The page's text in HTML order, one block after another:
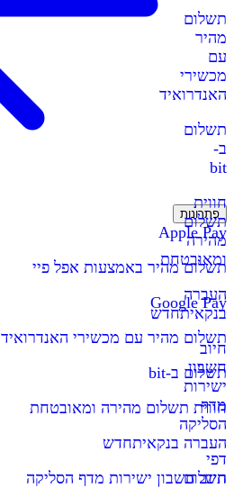
תשלום
מהיר
עם
מכשירי
האנדרואיד
תשלום
ב-
bit
חווית
תשלום
מהירה
ומאובטחת
העברה
בנקאיתחדש
חיוב
חשבון
ישירות
מדף
הסליקה
דפי
תשלום
פתרונות
Apple Pay
תשלום מהיר באמצעות אפל פיי
Google Pay
תשלום מהיר עם מכשירי האנדרואיד
תשלום ב-bit
חווית תשלום מהירה ומאובטחת
העברה בנקאיתחדש
חיוב חשבון ישירות מדף הסליקה